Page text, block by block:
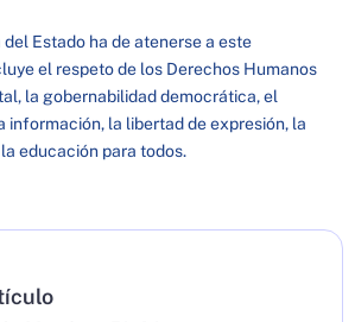
Estado ha de atenerse a este
el respeto de los Derechos Humanos
la gobernabilidad democrática, el
información, la libertad de expresión, la
educación para todos.